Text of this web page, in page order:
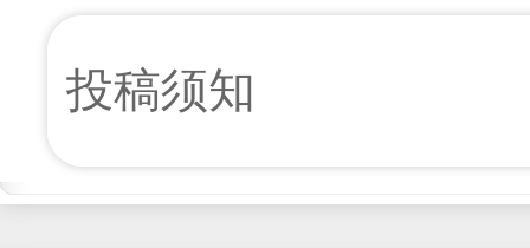
投稿须知